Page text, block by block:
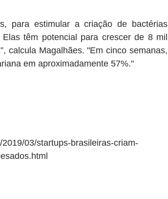
para estimular a criação de bactérias
têm potencial para crescer de 8 mil
calcula Magalhães. "Em cinco semanas,
em aproximadamente 57%."
03/startups-brasileiras-criam-